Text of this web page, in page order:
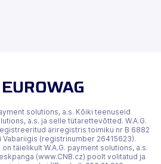
solutions, a.s. Kõiki teenuseid
a.s. ja selle tütarettevõtted. W.A.G.
äriregistris toimiku nr B 6882
Vabariigis (registrinumber 26415623).
täielikult W.A.G. payment solutions, a.s.
(www.CNB.cz) poolt volitatud ja